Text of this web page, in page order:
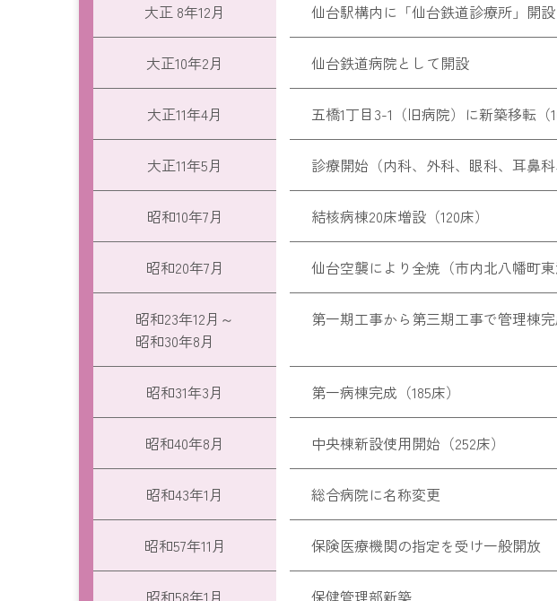
大正 8年12月 仙台駅構内に「仙台鉄道診療所」開設
大正10年2月 仙台鉄道病院として開設
大正11年4月 五橋1丁目3-1（旧病院）に新築移転（
大正11年5月 診療開始（内科、外科、眼科、耳鼻科
昭和10年7月 結核病棟20床増設（120床）
昭和20年7月 仙台空襲により全焼（市内北八幡町東
昭和23年12月～
昭和30年8月
第一期工事から第三期工事で管理棟完
昭和31年3月 第一病棟完成（185床）
昭和40年8月 中央棟新設使用開始（252床）
昭和43年1月 総合病院に名称変更
昭和57年11月 保険医療機関の指定を受け一般開放